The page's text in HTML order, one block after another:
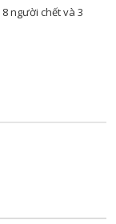
người chết và 3